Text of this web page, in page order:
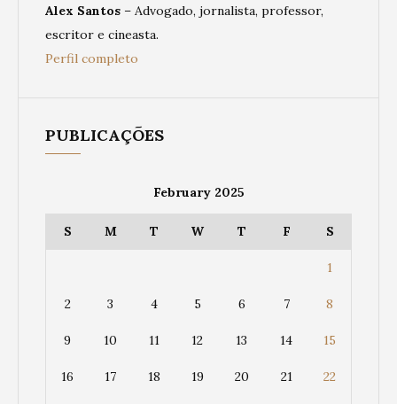
Alex Santos – Advogado, jornalista, professor,
escritor e cineasta.
Perfil completo
PUBLICAÇÕES
February 2025
S M T W T F S
1
2 3 4 5 6 7 8
9 10 11 12 13 14 15
16 17 18 19 20 21 22